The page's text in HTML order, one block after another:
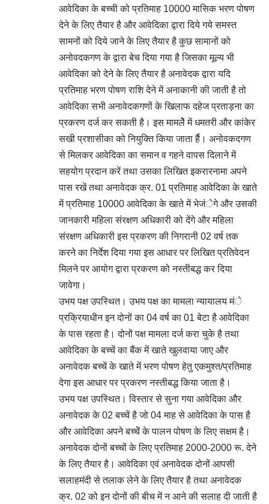
आवेदिका के बच्ची को प्रतिमाह 10000 मासिक भरण पोषण
देने के लिए तैयार है और आवेदिका द्वारा दिये गये समस्त
सामनों को दिये जाने के लिए तैयार है कुछ सामानों को
अनोवदकगण के द्वारा बेच दिया गया है जिसका मूल्य भी
आवेदिका को देने के लिए तैयार है अनावेदक द्वारा यदि
प्रतिमाह भरण पोषण राशि देने में अनाकानी की जाती है तो
आवेदिका सभी अनावेदकगणों के खिलाफ दहेज प्रताड़ना का
प्रकरण दर्ज कर सकती है। इस मामलेें में धमतरी और कांकेर
सखी प्रशासीका को नियुक्ति किया जाता र्है। अनोवकदगण
से मिलकर आवेदिका का समान व गहने वापस दिलाने में
सहयोग प्रदान करें तथा उसका लिखित इकरारनामा अपने
पास रखें तथा अनावेदक क्र. 01 प्रतिमाह आवेदिका के खाते
में प्रतिमाह 10000 आवेदिका के खाते में भेजंेगे और उसकी
जानकारी महिला संरक्षण अधिकारी को देंगे और महिला
संरक्षण अधिकारी इस प्रकरण की निगरानी 02 वर्ष तक
करने का निर्देश दिया गया इस आधार पर लिखित प्रतिवेदन
मिलने पर आयोग द्वारा प्रकरण को नस्तीबद्ध कर दिया
जावेगा।
उभय पक्ष उपस्थित। उभय पक्ष का मामला न्यायालय मंे
प्रक्रियाधीन इन दोनों का 04 वर्ष का 01 बेटा है आवेदिका
के पास रहता है। दोनों पक्ष मामला दर्ज करा चुके है तथा
आवेदिका के बच्चें का बैंक में खाते खुलवाया जाए और
अनावेदक बच्चें के खाते में भरण पोषण हेतु एकमुश्त/प्रतिमाह
देगा इस आधार पर प्रकरण नस्तीबद्ध किया जाता है।
उभय पक्ष उपस्थित। विस्तार से सुना गया आवेदिका और
अनावेदक के 02 बच्चें है जो 04 माह से आवेदिका के पास है
और आवेदिका अपने बच्चेें के पालन पोषण के लिए सक्षम है।
अनावेदक दोनों बच्चों के लिए प्रतिमाह 2000-2000 रू. देने
के लिए तैयार है। आवेदिका एवं अनावेदक दोनों आपसी
सलाहमंदी से तलाक लेने के लिए तैयार है तथा अनावेदक
क्र. 02 को इन दोनों की बीच में न आने की सलाह दी जाती है